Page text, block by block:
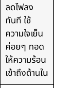
ลดไฟลง
ทันที ใช้
ความใจเย็น
ค่อยๆ ทอด
ให้ความร้อน
เข้าถึงด้านใน